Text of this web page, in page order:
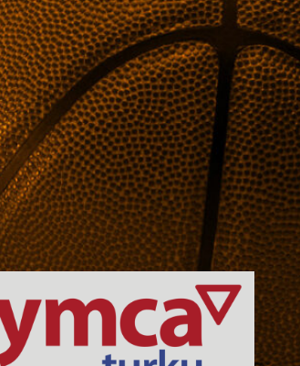
Miesten I Divisioona A:n ja I
Divisioona B:n otteluohjelmat
kaudelle 2026-2027 on
vahvistettu ja julkaistu.
Molemmat miesten divisioonat
pelataan kaksinkertaisena
runkosarjana, joka huipentuu
paras viidestä -järjestelmällä
pelattaviin finaaleihin.